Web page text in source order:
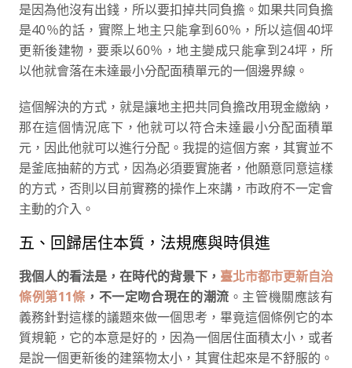
是因為他沒有出錢，所以要扣掉共同負擔。如果共同負擔
是40％的話，實際上地主只能拿到60％，所以這個40坪
更新後建物，要乘以60％，地主變成只能拿到24坪，所
以他就會落在未達最小分配面積單元的一個邊界線。
這個解決的方式，就是讓地主把共同負擔改用現金繳納，
那在這個情況底下，他就可以符合未達最小分配面積單
元，因此他就可以進行分配。我提的這個方案，其實並不
是釜底抽薪的方式，因為必須要實施者，他願意同意這樣
的方式，否則以目前實務的操作上來講，市政府不一定會
主動的介入。
五、回歸居住本質，法規應與時俱進
我個人的看法是，在時代的背景下， 臺北市都市更新自治
條例第11條 ，不一定吻合現在的潮流 。主管機關應該有
義務針對這樣的議題來做一個思考，畢竟這個條例它的本
質規範，它的本意是好的，因為一個居住面積太小，或者
是說一個更新後的建築物太小，其實住起來是不舒服的。